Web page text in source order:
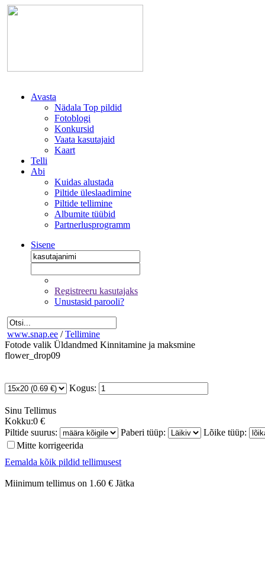
Avasta
Nädala Top pildid
Fotoblogi
Konkursid
Vaata kasutajaid
Kaart
Telli
Abi
Kuidas alustada
Piltide üleslaadimine
Piltide tellimine
Albumite tüübid
Partnerlusprogramm
Sisene
Registreeru kasutajaks
Unustasid parooli?
www.snap.ee / Tellimine
Fotode valik Üldandmed Kinnitamine ja maksmine
flower_drop09
Kogus:
Sinu Tellimus
Kokku:0 €
Piltide suurus:
Paberi tüüp:
Lõike tüüp:
Mitte korrigeerida
Eemalda kõik pildid tellimusest
Miinimum tellimus on 1.60 € Jätka